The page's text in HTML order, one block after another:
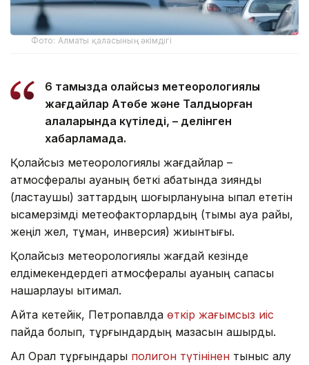
Фото: Алматы қаласының әкімдігі
6 тамызда қолайсыз метеорологиялық
жағдайлар Ақтөбе және Талдықорған
қалаларында күтіледі, – делінген
хабарламада.
Қолайсыз метеорологиялық жағдайлар –
атмосфералық ауаның беткі қабатында зиянды
(ластаушы) заттардың шоғырлануына ықпал ететін
қысқамерзімді метеофакторлардың (тымық ауа райы,
жеңіл жел, тұман, инверсия) жиынтығы.
Қолайсыз метеорологиялық жағдай кезінде
елдімекендердегі атмосфералық ауаның сапасы
нашарлауы ықтимал.
Айта кетейік, Петропавлда өткір жағымсыз иіс
пайда болып, тұрғындардың мазасын қашырды.
Ал Орал тұрғындары полигон түтінінен тыныс алу